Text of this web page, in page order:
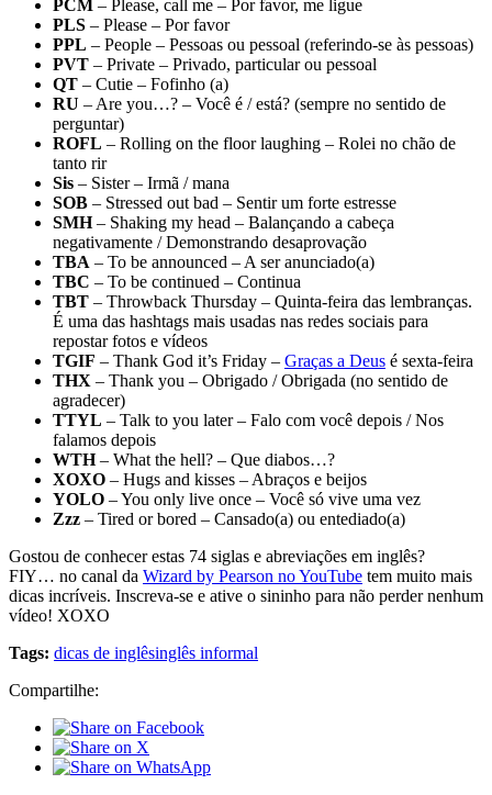
PCM – Please, call me – Por favor, me ligue
PLS – Please – Por favor
PPL – People – Pessoas ou pessoal (referindo-se às pessoas)
PVT – Private – Privado, particular ou pessoal
QT – Cutie – Fofinho (a)
RU – Are you…? – Você é / está? (sempre no sentido de
perguntar)
ROFL – Rolling on the floor laughing – Rolei no chão de
tanto rir
Sis – Sister – Irmã / mana
SOB – Stressed out bad – Sentir um forte estresse
SMH– Shaking my head – Balançando a cabeça
negativamente / Demonstrando desaprovação
TBA – To be announced – A ser anunciado(a)
TBC – To be continued – Continua
TBT – Throwback Thursday – Quinta-feira das lembranças.
É uma das hashtags mais usadas nas redes sociais para
repostar fotos e vídeos
TGIF – Thank God it’s Friday – Graças a Deus é sexta-feira
THX – Thank you – Obrigado / Obrigada (no sentido de
agradecer)
TTYL – Talk to you later – Falo com você depois / Nos
falamos depois
WTH– What the hell? – Que diabos…?
XOXO – Hugs and kisses – Abraços e beijos
YOLO – You only live once – Você só vive uma vez
Zzz – Tired or bored – Cansado(a) ou entediado(a)
Gostou de conhecer estas 74 siglas e abreviações em inglês?
FIY… no canal da Wizard by Pearson no YouTube tem muito mais
dicas incríveis. Inscreva-se e ative o sininho para não perder nenhum
vídeo! XOXO
Tags: dicas de inglêsinglês informal
Compartilhe: